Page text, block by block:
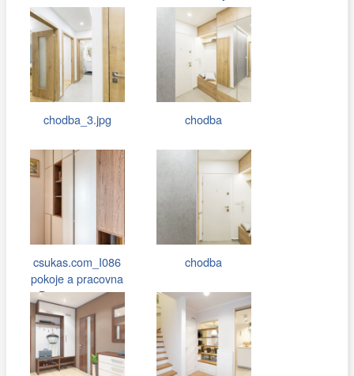
chodba_3.jpg chodba
csukas.com_I086
pokoje a pracovna
Beroun 008.jpg
chodba